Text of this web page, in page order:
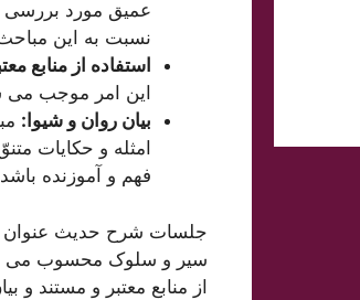
عمیق مورد بررسی
نسبت به این
استفاده از منابع
این امر موجب می
بیان روان و شیوا:
امثله و حکایات
فهم و آموزنده
جلسات شرح حدیث عنوان
سیر و سلوک محسوب می
از منابع معتبر و مستند و